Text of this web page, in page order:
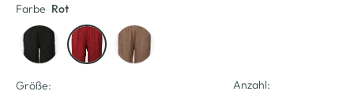
Farbe Rot
Größe: Anzahl: